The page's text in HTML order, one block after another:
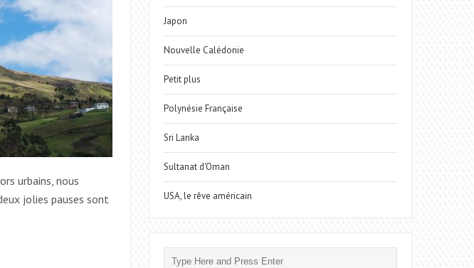
urbains, nous
jolies pauses sont
Japon
Nouvelle Calédonie
Petit plus
Polynésie Française
Sri Lanka
Sultanat d'Oman
USA, le rêve américain